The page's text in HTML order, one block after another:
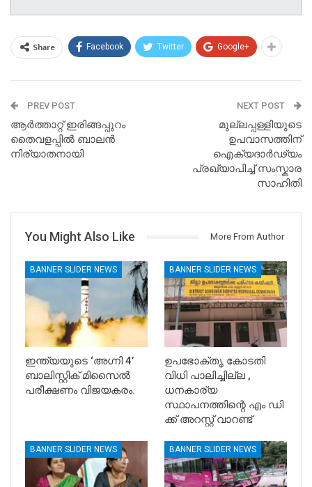
Share Facebook Twitter Google+
PREV POST
ആർത്താറ്റ് ഇരിങ്ങപ്പുറം
തൈവളപ്പിൽ ബാലൻ
നിര്യാതനായി
NEXT POST
മുല്ലപ്പള്ളിയുടെ
ഉപവാസത്തിന്
ഐക്യദാർഢ്യം
പ്രഖ്യാപിച്ച് സംസ്കാര
സാഹിതി
You Might Also Like More From Author
BANNER SLIDER NEWS
ഇന്ത്യയുടെ ‘അഗ്നി 4’
ബാലിസ്റ്റിക് മിസൈൽ
പരീക്ഷണം വിജയകരം.
BANNER SLIDER NEWS
ഉപഭോക്തൃ കോടതി
വിധി പാലിച്ചില്ല ,
ധനകാര്യ
സ്ഥാപനത്തിന്റെ എം ഡി
ക്ക് അറസ്റ്റ് വാറണ്ട്
BANNER SLIDER NEWS BANNER SLIDER NEWS